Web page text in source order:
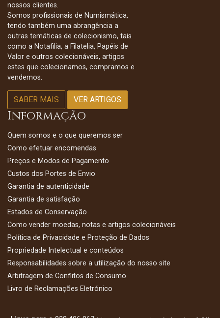
nossos clientes.
Somos profissionais de Numismática,
tendo também uma abrangência a
outras temáticas de colecionismo, tais
como a Notafilia, a Filatelia, Papéis de
Valor e outros colecionáveis, artigos
estes que colecionamos, compramos e
vendemos.
SABER MAIS VER ARTIGOS
Informação
Quem somos e o que queremos ser
Como efetuar encomendas
Preços e Modos de Pagamento
Custos dos Portes de Envio
Garantia de autenticidade
Garantia de satisfação
Estados de Conservação
Como vender moedas, notas e artigos colecionáveis
Política de Privacidade e Proteção de Dados
Propriedade Intelectual e conteúdos
Responsabilidades sobre a utilização do nosso site
Arbitragem de Conflitos de Consumo
Livro de Reclamações Eletrónico